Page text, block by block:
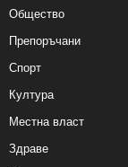
Общество
Препоръчани
Спорт
Култура
Местна власт
Здраве